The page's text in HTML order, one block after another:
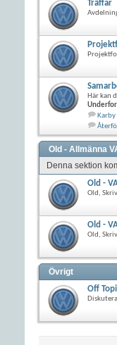
Träffar
Här kan
Karby
Old - Allmänna
Denna sektion
Old -
Old,
Old -
Old,
Övrigt
Off